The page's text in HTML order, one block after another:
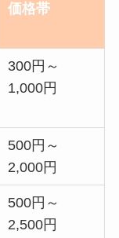
価格帯
300円～
1,000円
500円～
2,000円
500円～
2,500円